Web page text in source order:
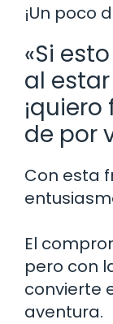
¡Un poco
«Si
al
de por
Con esta
El
pero con
convierte
aventura.